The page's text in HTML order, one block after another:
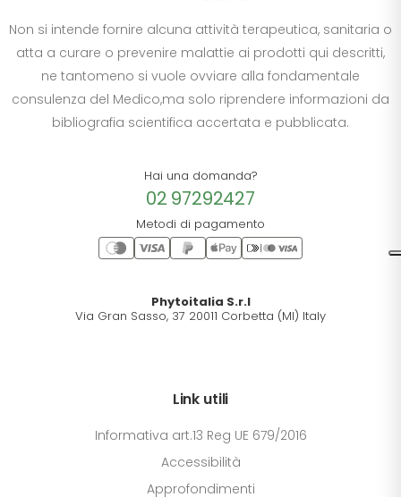
Non si intende fornire alcuna attività terapeutica, sanitaria o
atta a curare o prevenire malattie ai prodotti qui descritti,
ne tantomeno si vuole ovviare alla fondamentale
consulenza del Medico,ma solo riprendere informazioni da
bibliografia scientifica accertata e pubblicata.
Hai una domanda?
02 97292427
Metodi di pagamento
Phytoitalia S.r.l
Via Gran Sasso, 37 20011 Corbetta (MI) Italy
Link utili
Informativa art.13 Reg UE 679/2016
Accessibilità
Approfondimenti